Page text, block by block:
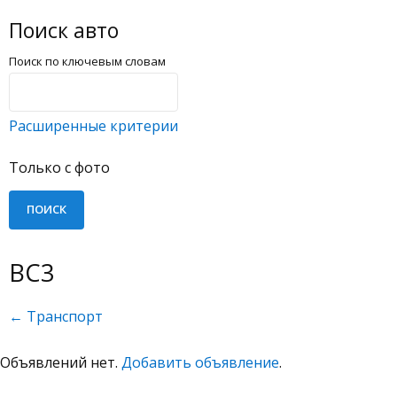
Поиск авто
Поиск по ключевым словам
Расширенные критерии
Только с фото
BC3
← Транспорт
Объявлений нет. Добавить объявление.